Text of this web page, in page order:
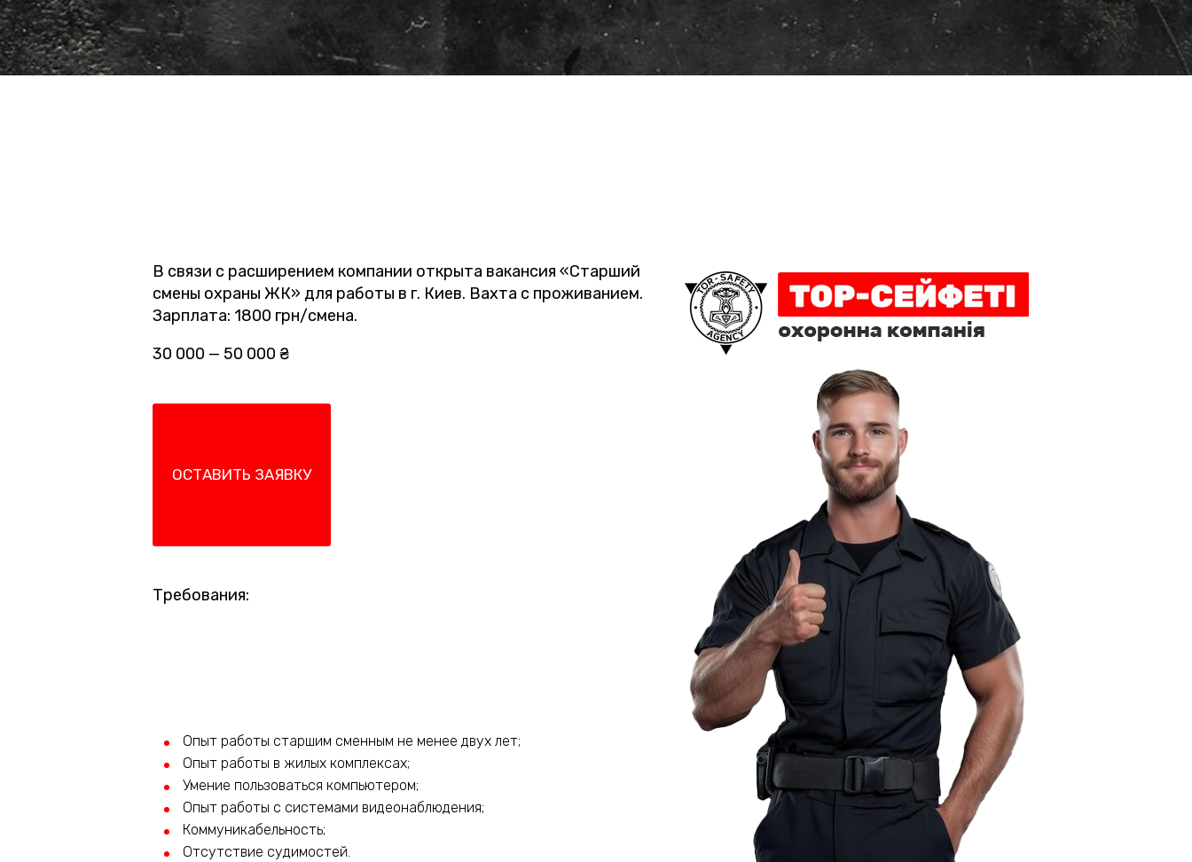
В связи с расширением компании открыта вакансия «Старший
смены охраны ЖК» для работы в г. Киев. Вахта с проживанием.
Зарплата: 1800 грн/смена.
30 000 — 50 000 ₴
ОСТАВИТЬ ЗАЯВКУ
Требования:
Опыт работы старшим сменным не менее двух лет;
Опыт работы в жилых комплексах;
Умение пользоваться компьютером;
Опыт работы с системами видеонаблюдения;
Коммуникабельность;
Отсутствие судимостей.